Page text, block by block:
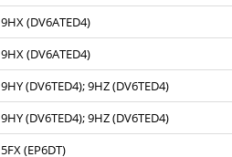
9HX (DV6ATED4)
9HX (DV6ATED4)
9HY (DV6TED4); 9HZ (DV6TED4)
9HY (DV6TED4); 9HZ (DV6TED4)
5FX (EP6DT)